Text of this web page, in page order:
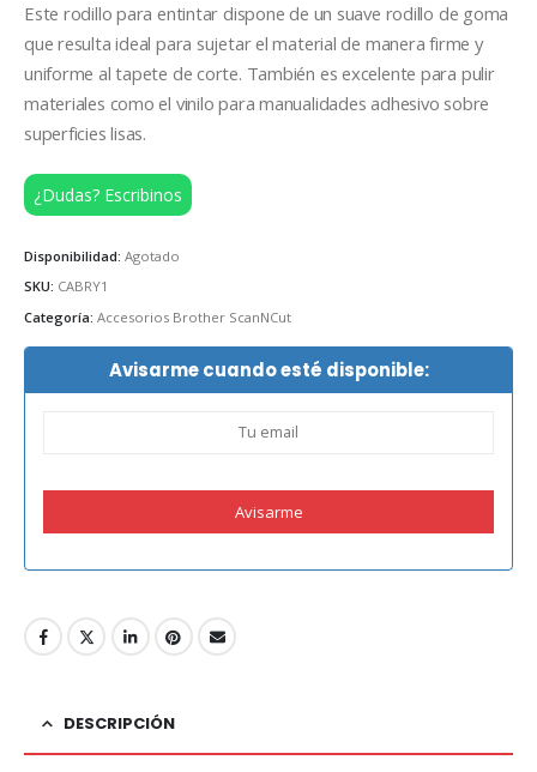
Este rodillo para entintar dispone de un suave rodillo de goma
que resulta ideal para sujetar el material de manera firme y
uniforme al tapete de corte. También es excelente para pulir
materiales como el vinilo para manualidades adhesivo sobre
superficies lisas.
¿Dudas? Escribinos
Disponibilidad: Agotado
SKU: CABRY1
Categoría: Accesorios Brother ScanNCut
Avisarme cuando esté disponible:
Avisarme
DESCRIPCIÓN